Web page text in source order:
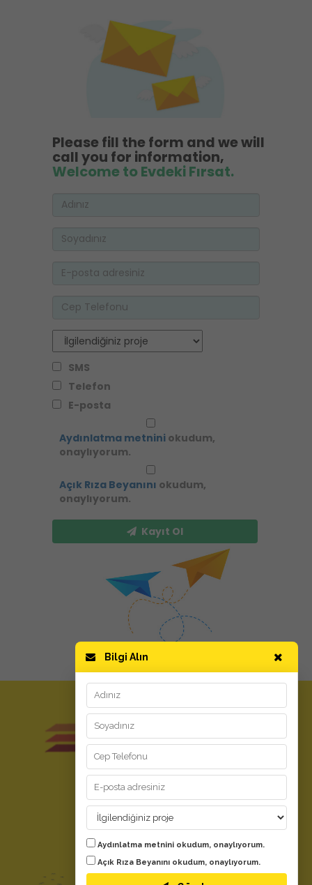
Bilgi Alın
Aydınlatma metnini okudum, onaylıyorum.
Açık Rıza Beyanını okudum, onaylıyorum.
Please fill the form and we will
call you for information,
Welcome to Evdeki Fırsat.
SMS
Telefon
E-posta
Aydınlatma metnini okudum,
onaylıyorum.
Açık Rıza Beyanını okudum,
onaylıyorum.
Kayıt Ol
GİZLİLİK ve KULLANIM
Kullanım Koşulları
Aydınlatma Metni
Kişisel Verilerin Korunması
YARDIM
Evdeki Fırsat Nedir?
Bize Ulaşın